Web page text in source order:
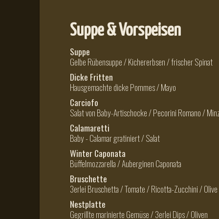
Suppe & Vorspeisen
Suppe
Gelbe Rübensuppe / Kichererbsen / frischer Spinat
Dicke Fritten
Hausgemachte dicke Pommes / Mayo
Carciofo
Salat von Baby-Artischocke / Pecorini Romano /
Calamaretti
Baby - Calamar gratiniert / Salat
Winter Caponata
Büffelmozzarella / Auberginen Caponata
Bruschette
3erlei Bruschetta / Tomate / Ricotta-Zucchini / Olive
Nestplatte
Gegrillte marinierte Gemüse / 3erlei Dips / Oliven